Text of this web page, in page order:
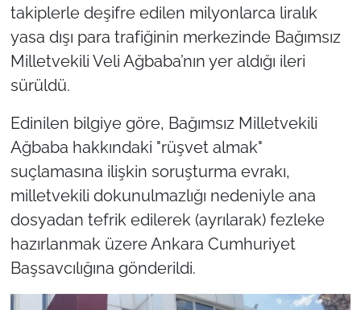
takiplerle deşifre edilen milyonlarca liralık
yasa dışı para trafiğinin merkezinde Bağımsız
Milletvekili Veli Ağbaba’nın yer aldığı ileri
sürüldü.
Edinilen bilgiye göre, Bağımsız Milletvekili
Ağbaba hakkındaki "rüşvet almak"
suçlamasına ilişkin soruşturma evrakı,
milletvekili dokunulmazlığı nedeniyle ana
dosyadan tefrik edilerek (ayrılarak) fezleke
hazırlanmak üzere Ankara Cumhuriyet
Başsavcılığına gönderildi.